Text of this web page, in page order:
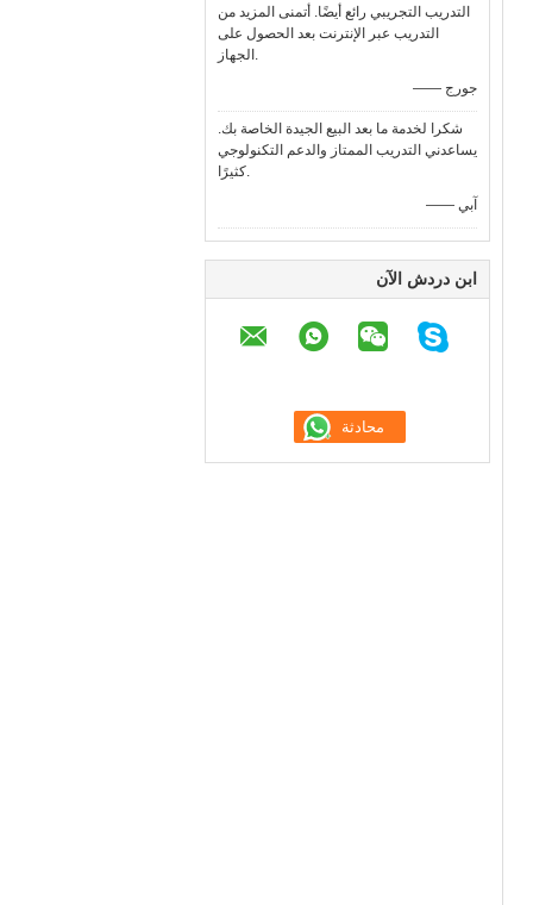
التدريب التجريبي رائع أيضًا. أتمنى المزيد من
التدريب عبر الإنترنت بعد الحصول على
الجهاز.
—— جورج
شكرا لخدمة ما بعد البيع الجيدة الخاصة بك.
يساعدني التدريب الممتاز والدعم التكنولوجي
كثيرًا.
—— آبي
ابن دردش الآن